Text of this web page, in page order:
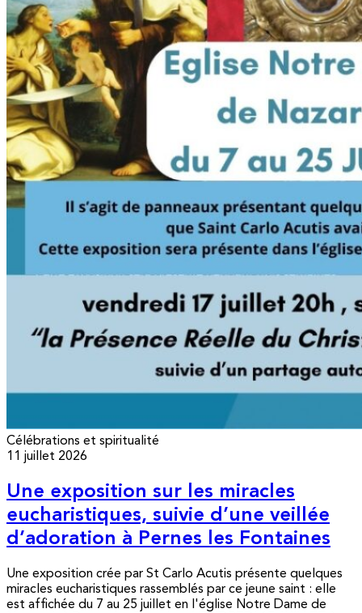
Célébrations et spiritualité
11 juillet 2026
Une exposition sur les miracles
eucharistiques, suivie d’une veillée
d’adoration à Pernes les Fontaines
Une exposition crée par St Carlo Acutis présente quelques
miracles eucharistiques rassemblés par ce jeune saint : elle
est affichée du 7 au 25 juillet en l'église Notre Dame de